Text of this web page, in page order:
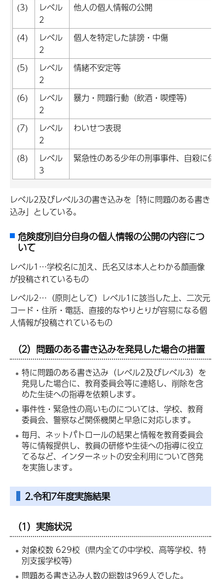
(3)
レベル
2
他人の個人情報の公開
(4)
レベル
2
個人を特定した誹謗・中傷
(5)
レベル
2
情緒不安定等
(6)
レベル
2
暴力・問題行動（飲酒・喫煙等）
(7)
レベル
2
わいせつ表現
(8)
レベル
3
緊急性のある少年の刑事事件、自殺に係
レベル2及びレベル3の書き込みを「特に問題のある書き
込み」としている。
危険度別自分自身の個人情報の公開の内容につ
いて
レベル1…学校名に加え、氏名又は本人とわかる顔画像
が投稿されているもの
レベル2…（原則として）レベル1に該当した上、二次元
コード・住所・電話、直接的なやりとりが容易になる個
人情報が投稿されているもの
（2）問題のある書き込みを発見した場合の措置
特に問題のある書き込み（レベル2及びレベル3）を
発見した場合に、教育委員会等に連絡し、削除を含
めた生徒への指導を依頼します。
事件性・緊急性の高いものについては、学校、教育
委員会、警察など関係機関と早急に対応します。
毎月、ネットパトロールの結果と情報を教育委員会
等に情報提供し、教員の研修や生徒への指導に役立
てるなど、インターネットの安全利用について啓発
を実施します。
2.令和7年度実施結果
（1）実施状況
対象校数 629校（県内全ての中学校、高等学校、特
別支援学校等）
問題ある書き込み人数の総数は969人でした。